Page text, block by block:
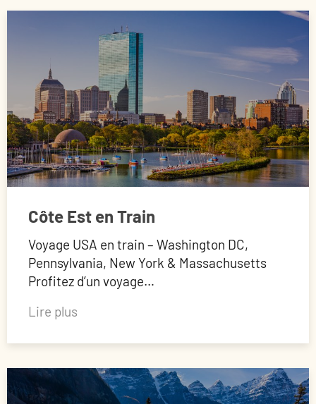
Côte Est en Train
Voyage USA en train – Washington DC,
Pennsylvania, New York & Massachusetts
Profitez d’un voyage…
Lire plus